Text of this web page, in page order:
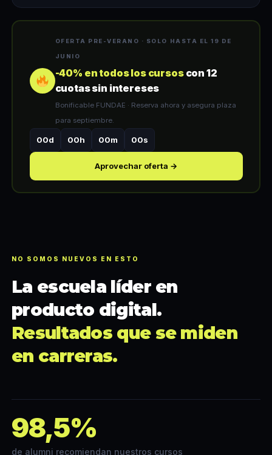
OFERTA PRE-VERANO · SOLO HASTA EL 19 DE
JUNIO
-40% en todos los cursoscon 12
cuotas sin intereses
Bonificable FUNDAE · Reserva ahora y asegura plaza
para septiembre.
00d 00h 00m 00s
Aprovechar oferta →
NO SOMOS NUEVOS EN ESTO
La escuela líder en
producto digital.
Resultados que se miden
en carreras.
98,5%
de alumni recomiendan nuestros cursos